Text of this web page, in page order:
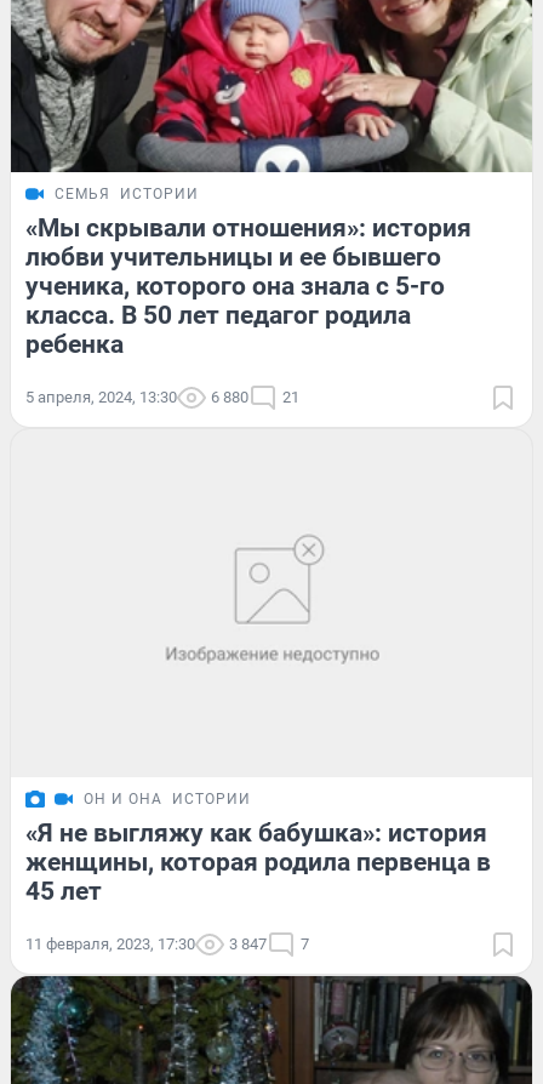
СЕМЬЯ ИСТОРИИ
«Мы скрывали отношения»: история
любви учительницы и ее бывшего
ученика, которого она знала с 5-го
класса. В 50 лет педагог родила
ребенка
5 апреля, 2024, 13:30 6 880 21
ОН И ОНА ИСТОРИИ
«Я не выгляжу как бабушка»: история
женщины, которая родила первенца в
45 лет
11 февраля, 2023, 17:30 3 847 7